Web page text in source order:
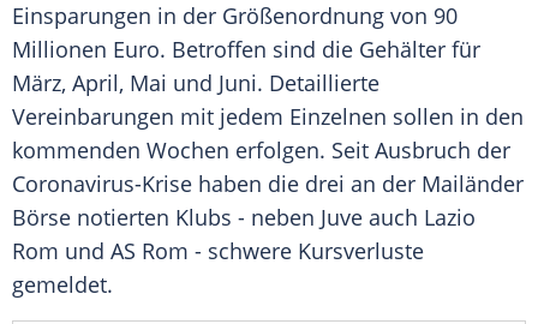
Einsparungen in der Größenordnung von 90
Millionen Euro. Betroffen sind die Gehälter für
März, April, Mai und Juni. Detaillierte
Vereinbarungen mit jedem Einzelnen sollen in den
kommenden Wochen erfolgen. Seit Ausbruch der
Coronavirus-Krise haben die drei an der Mailänder
Börse notierten Klubs - neben Juve auch Lazio
Rom und AS Rom - schwere Kursverluste
gemeldet.